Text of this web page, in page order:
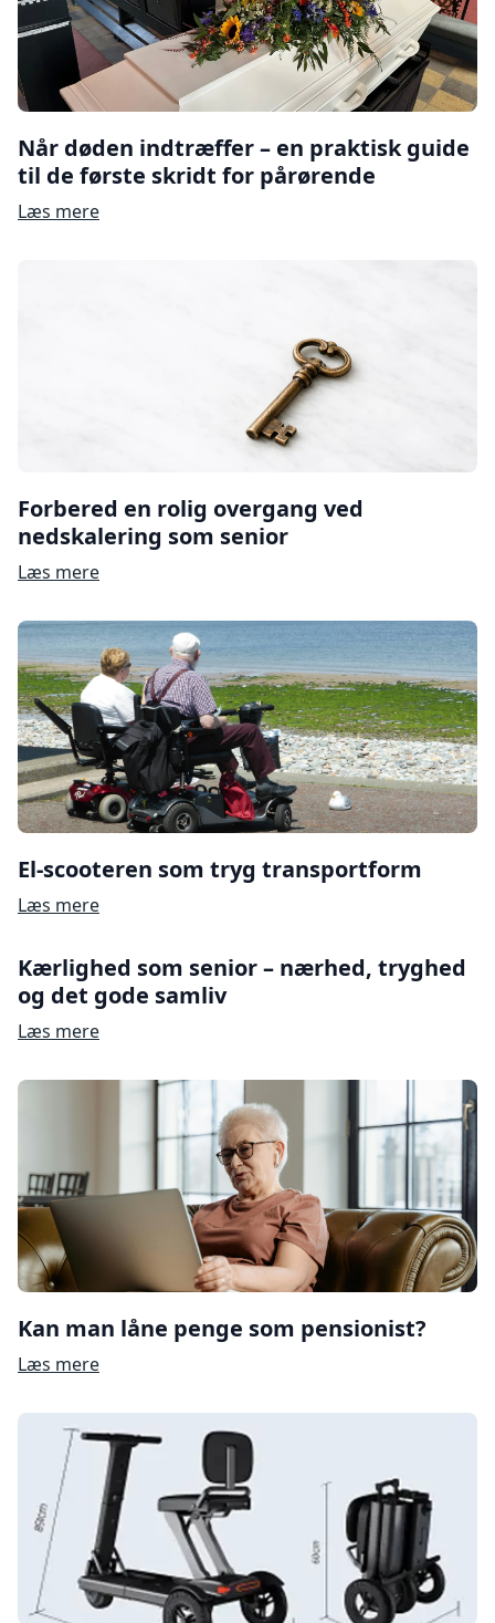
Når døden indtræffer – en praktisk guide
til de første skridt for pårørende
Læs mere
Forbered en rolig overgang ved
nedskalering som senior
Læs mere
El-scooteren som tryg transportform
Læs mere
Kærlighed som senior – nærhed, tryghed
og det gode samliv
Læs mere
Kan man låne penge som pensionist?
Læs mere